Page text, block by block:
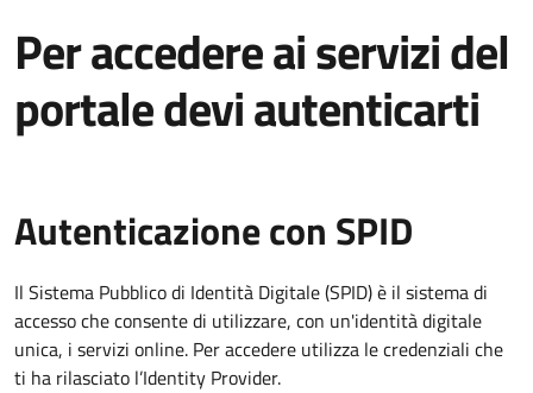
Per accedere ai servizi del
portale devi autenticarti
Autenticazione con SPID
Il Sistema Pubblico di Identità Digitale (SPID) è il sistema di
accesso che consente di utilizzare, con un'identità digitale
unica, i servizi online. Per accedere utilizza le credenziali che
ti ha rilasciato l’Identity Provider.